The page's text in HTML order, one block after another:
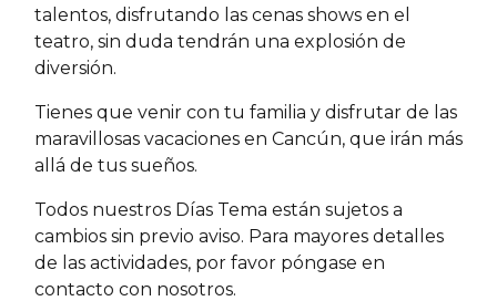
talentos, disfrutando las cenas shows en el
teatro, sin duda tendrán una explosión de
diversión.
Tienes que venir con tu familia y disfrutar de las
maravillosas vacaciones en Cancún, que irán más
allá de tus sueños.
Todos nuestros Días Tema están sujetos a
cambios sin previo aviso. Para mayores detalles
de las actividades, por favor póngase en
contacto con nosotros.